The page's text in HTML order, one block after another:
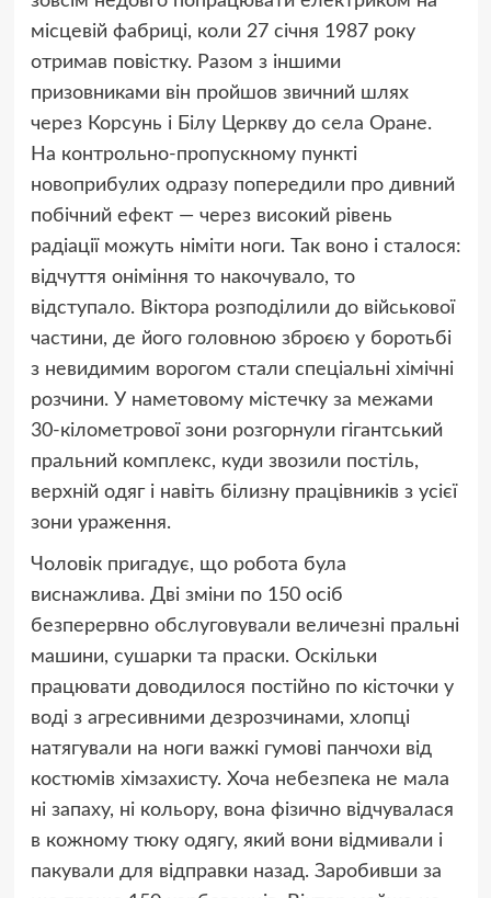
місцевій фабриці, коли 27 січня 1987 року
отримав повістку. Разом з іншими
призовниками він пройшов звичний шлях
через Корсунь і Білу Церкву до села Оране.
На контрольно-пропускному пункті
новоприбулих одразу попередили про дивний
побічний ефект — через високий рівень
радіації можуть німіти ноги. Так воно і сталося:
відчуття оніміння то накочувало, то
відступало. Віктора розподілили до військової
частини, де його головною зброєю у боротьбі
з невидимим ворогом стали спеціальні хімічні
розчини. У наметовому містечку за межами
30-кілометрової зони розгорнули гігантський
пральний комплекс, куди звозили постіль,
верхній одяг і навіть білизну працівників з усієї
зони ураження.
Чоловік пригадує, що робота була
виснажлива. Дві зміни по 150 осіб
безперервно обслуговували величезні пральні
машини, сушарки та праски. Оскільки
працювати доводилося постійно по кісточки у
воді з агресивними дезрозчинами, хлопці
натягували на ноги важкі гумові панчохи від
костюмів хімзахисту. Хоча небезпека не мала
ні запаху, ні кольору, вона фізично відчувалася
в кожному тюку одягу, який вони відмивали і
пакували для відправки назад. Заробивши за